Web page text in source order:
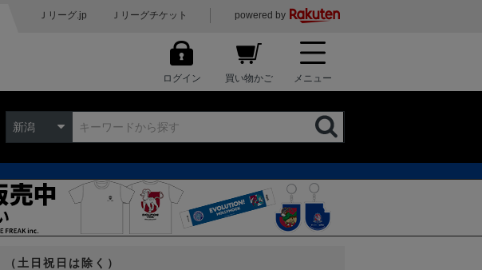
Ｊリーグ.jp Ｊリーグチケット powered by
ログイン 買い物かご メニュー
新潟
土日祝日は除く）